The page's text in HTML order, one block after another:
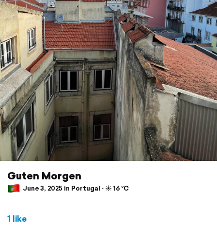
Guten Morgen
June 3, 2025 in Portugal ⋅ ☀️ 16 °C
1 like